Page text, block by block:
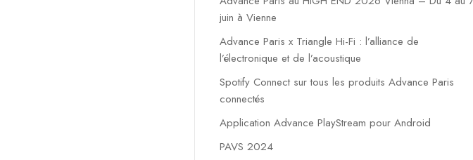
juin à Vienne
Advance Paris x Triangle Hi-Fi : l’alliance de
l’électronique et de l’acoustique
Spotify Connect sur tous les produits Advance Paris
connectés
Application Advance PlayStream pour Android
PAVS 2024